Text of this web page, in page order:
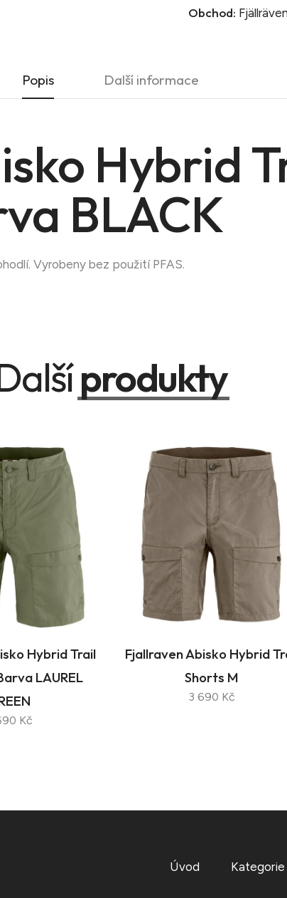
Obchod: Fjällräven
Popis Další informace
Hybrid
BLACK
Vyrobeny bez použití PFAS.
produkty
Hybrid Trail
LAUREL
Kč
Fjallraven Abisko Hybrid
Shorts M
3 690 Kč
Úvod Kategorie